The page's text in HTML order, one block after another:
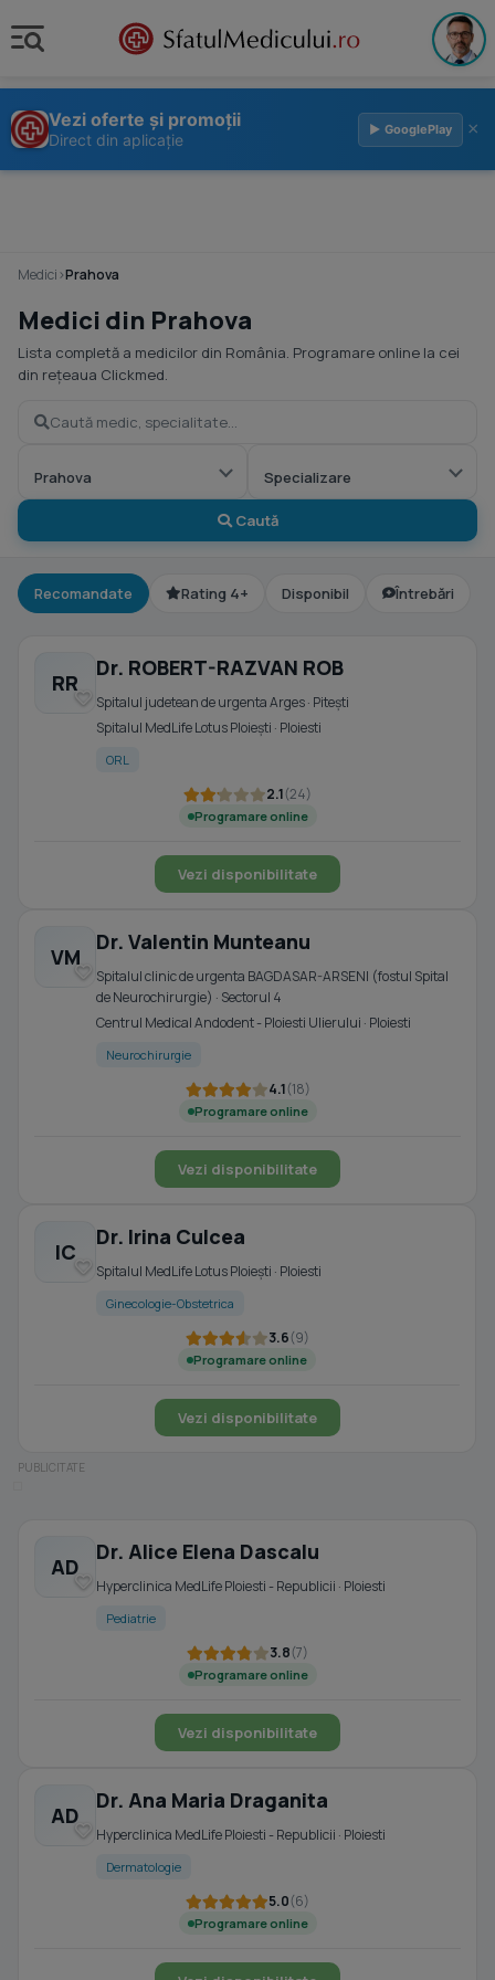
Vezi oferte și promoții
Direct din aplicație
▶ GooglePlay ×
Medici›Prahova
Medici din Prahova
Lista completă a medicilor din România. Programare online la cei
din rețeaua Clickmed.
Caută
Recomandate Rating 4+ Disponibil Întrebări
RR
Dr. ROBERT-RAZVAN ROB
Spitalul judetean de urgenta Arges · Piteşti
Spitalul MedLife Lotus Ploiești · Ploiesti
ORL
2.1(24)
Programare online
Vezi disponibilitate
VM
Dr. Valentin Munteanu
Spitalul clinic de urgenta BAGDASAR-ARSENI (fostul Spital
de Neurochirurgie) · Sectorul 4
Centrul Medical Andodent - Ploiesti Ulierului · Ploiesti
Neurochirurgie
4.1(18)
Programare online
Vezi disponibilitate
IC
Dr. Irina Culcea
Spitalul MedLife Lotus Ploiești · Ploiesti
Ginecologie-Obstetrica
3.6(9)
Programare online
Vezi disponibilitate
AD
Dr. Alice Elena Dascalu
Hyperclinica MedLife Ploiesti - Republicii · Ploiesti
Pediatrie
3.8(7)
Programare online
Vezi disponibilitate
AD
Dr. Ana Maria Draganita
Hyperclinica MedLife Ploiesti - Republicii · Ploiesti
Dermatologie
5.0(6)
Programare online